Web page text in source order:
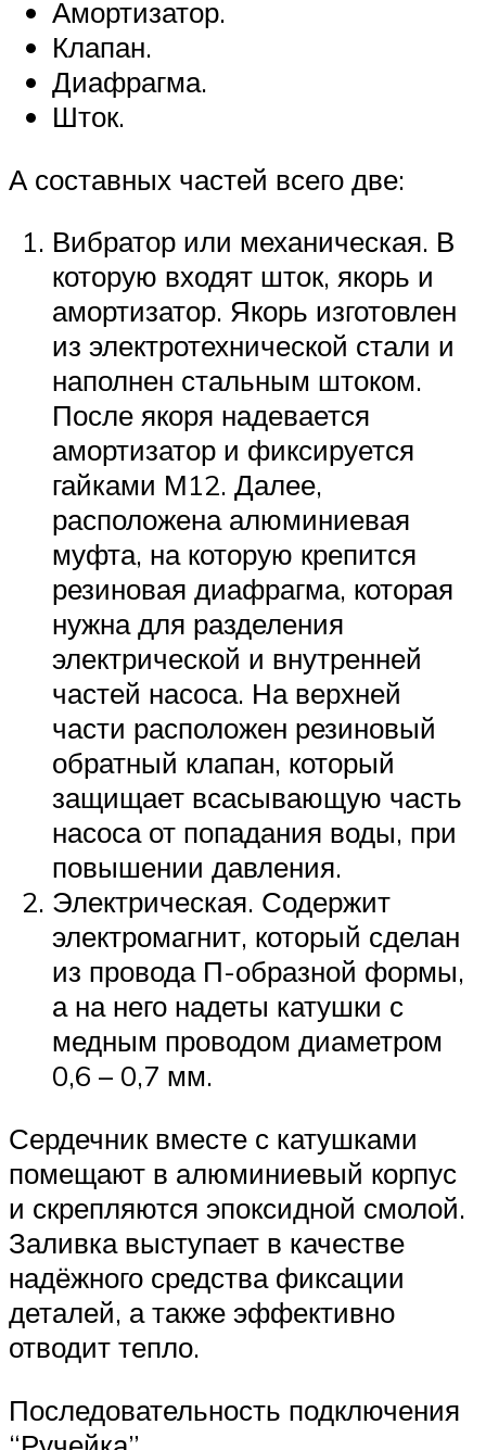
Амортизатор.
Клапан.
Диафрагма.
Шток.
А составных частей всего две:
Вибратор или механическая. В
которую входят шток, якорь и
амортизатор. Якорь изготовлен
из электротехнической стали и
наполнен стальным штоком.
После якоря надевается
амортизатор и фиксируется
гайками М12. Далее,
расположена алюминиевая
муфта, на которую крепится
резиновая диафрагма, которая
нужна для разделения
электрической и внутренней
частей насоса. На верхней
части расположен резиновый
обратный клапан, который
защищает всасывающую часть
насоса от попадания воды, при
повышении давления.
Электрическая. Содержит
электромагнит, который сделан
из провода П-образной формы,
а на него надеты катушки с
медным проводом диаметром
0,6 – 0,7 мм.
Сердечник вместе с катушками
помещают в алюминиевый корпус
и скрепляются эпоксидной смолой.
Заливка выступает в качестве
надёжного средства фиксации
деталей, а также эффективно
отводит тепло.
Последовательность подключения